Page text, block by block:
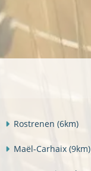
Rostrenen (6km)
Maël-Carhaix (9km)